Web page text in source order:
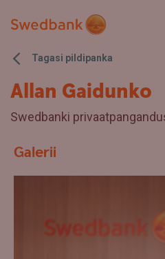
Tagasi pildipanka
Allan Gaidunko
Swedbanki
Galerii